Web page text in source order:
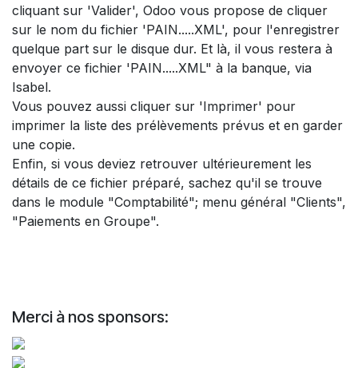
cliquant sur 'Valider', Odoo vous propose de cliquer
sur le nom du fichier 'PAIN.....XML', pour l'enregistrer
quelque part sur le disque dur. Et là, il vous restera à
envoyer ce fichier 'PAIN.....XML" à la banque, via
Isabel.
Vous pouvez aussi cliquer sur 'Imprimer' pour
imprimer la liste des prélèvements prévus et en garder
une copie.
Enfin, si vous deviez retrouver ultérieurement les
détails de ce fichier préparé, sachez qu'il se trouve
dans le module "Comptabilité"; menu général "Clients",
"Paiements en Groupe".
Merci à nos sponsors: